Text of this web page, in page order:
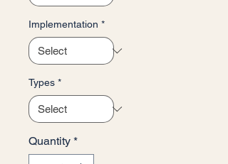
Implementation *
Types *
Quantity *